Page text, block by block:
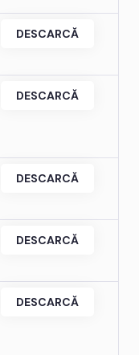
DESCARCĂ
DESCARCĂ
DESCARCĂ
DESCARCĂ
DESCARCĂ